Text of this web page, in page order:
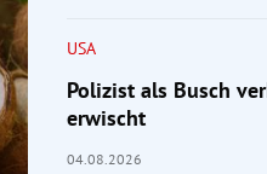
USA
Polizist als Busch
erwischt
04.08.2026